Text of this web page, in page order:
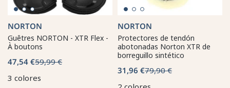
NORTON
Guêtres NORTON - XTR Flex -
À boutons
47,54 €59,99 €
3 colores
NORTON
Protectores de tendón
abotonadas Norton XTR de
borreguillo sintético
31,96 €79,90 €